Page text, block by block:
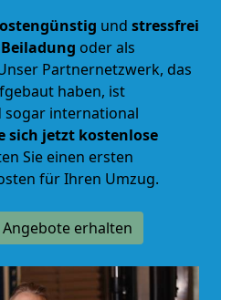
und stressfrei
Beiladung oder als
Partnernetzwerk, das
haben, ist
sogar international
sich jetzt kostenlose
Sie einen ersten
für Ihren Umzug.
erhalten